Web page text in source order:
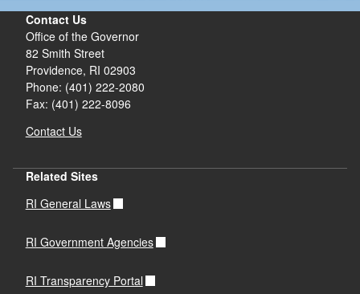
Contact Us
Office of the Governor
82 Smith Street
Providence, RI 02903
Phone: (401) 222-2080
Fax: (401) 222-8096
Contact Us
Related Sites
RI General Laws
RI Government Agencies
RI Transparency Portal